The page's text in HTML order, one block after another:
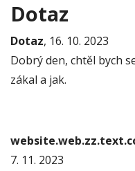
Dotaz
Dotaz, 16. 10. 2023
Dobrý den, chtěl bych
zákal a jak.
7. 11. 2023